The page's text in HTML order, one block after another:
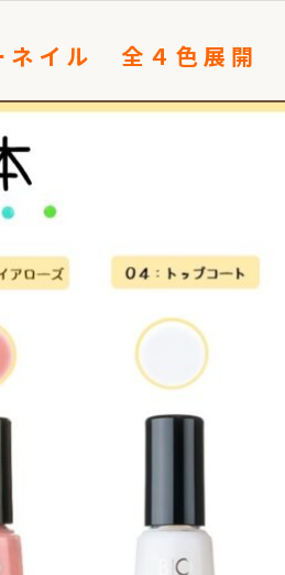
ネイル 全４色展開